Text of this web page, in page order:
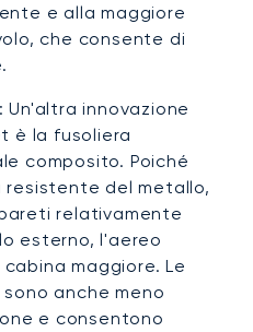
e alla maggiore
che consente di
Un'altra innovazione
è la fusoliera
composito. Poiché
del metallo,
relativamente
esterno, l'aereo
maggiore. Le
anche meno
e consentono